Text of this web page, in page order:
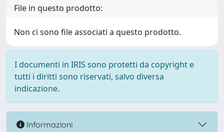
File in questo prodotto:
Non ci sono file associati a questo prodotto.
I documenti in IRIS sono protetti da copyright e
tutti i diritti sono riservati, salvo diversa
indicazione.
Informazioni